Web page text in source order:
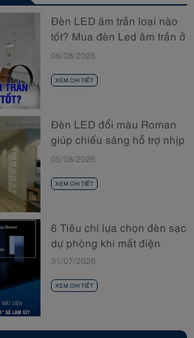
Đèn LED âm trần loại nào
tốt? Mua đèn Led âm trần ở
đâu?
06/08/2026
XEM CHI TIẾT
Đèn LED đổi màu Roman
giúp chiếu sáng hỗ trợ nhịp
sinh học
05/08/2026
XEM CHI TIẾT
6 Tiêu chí lựa chọn đèn sạc
dự phòng khi mất điện
31/07/2026
XEM CHI TIẾT